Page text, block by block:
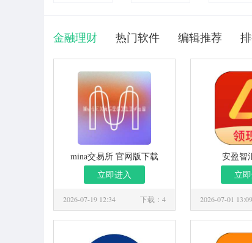
金融理财 热门软件 编辑推荐
mina交易所 官网版下载
v6.157.1
立即进入
2026-07-19 12:34 下载：4
安盈智
立
2026-07-01 13:09